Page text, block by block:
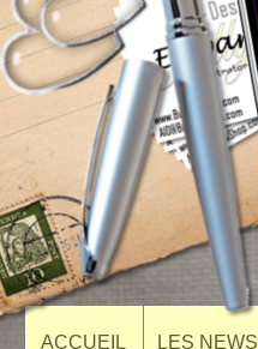
ACCUEIL LES NEWS